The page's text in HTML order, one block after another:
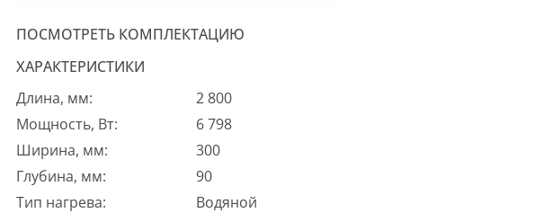
ПОСМОТРЕТЬ КОМПЛЕКТАЦИЮ
ХАРАКТЕРИСТИКИ
Длина, мм:
2 800
Мощность, Вт:
6 798
Ширина, мм:
300
Глубина, мм:
90
Тип нагрева:
Водяной